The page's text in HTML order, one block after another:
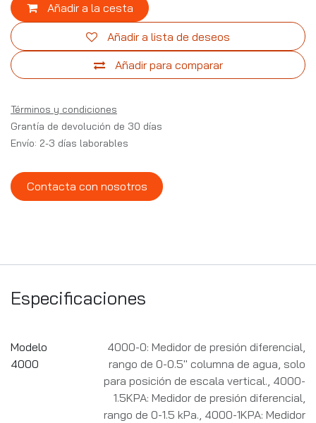
Añadir a la cesta
Añadir para comparar
Añadir a lista de deseos
Términos y condiciones
Grantía de devolución de 30 días
Envío: 2-3 días laborables
Contacta con nosotros
Especificaciones
Modelo
4000
4000-0: Medidor de presión diferencial,
rango de 0-0.5" columna de agua, solo
para posición de escala vertical. 4000-
1.5KPA: Medidor de presión diferencial,
rango de 0-1.5 kPa. 4000-1KPA: Medidor